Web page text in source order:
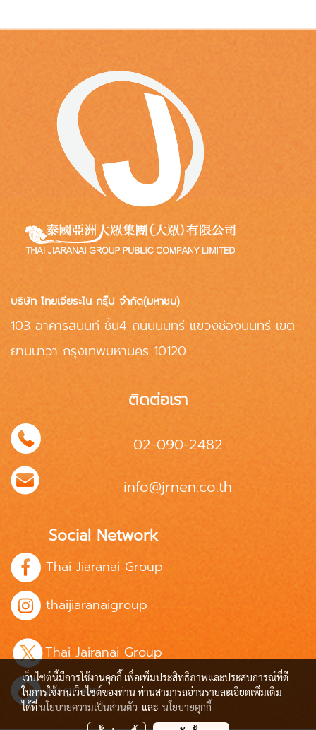
บริษัท ไทยเจียระไน กรุ๊ป จำกัด(มหาชน)
103 อาคารสินนที ชั้น4 ถนนนนทรี แขวงช่องนนทรี เขต
ยานนาวา กรุงเทพมหานคร 10120
ติดต่อเรา
02-090-2482
info@jrnen.co.th
Social Network
Thai Jiaranai Group
thaijiaranaigroup
Thai Jairanai Group
jrn.group
เว็บไซต์นี้มีการใช้งานคุกกี้ เพื่อเพิ่มประสิทธิภาพและประสบการณ์ที่ดี
ในการใช้งานเว็บไซต์ของท่าน ท่านสามารถอ่านรายละเอียดเพิ่มเติม
ได้ที่นโยบายความเป็นส่วนตัว และ นโยบายคุกกี้